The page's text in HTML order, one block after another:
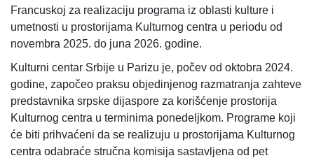
Francuskoj za realizaciju programa iz oblasti kulture i
umetnosti u prostorijama Kulturnog centra u periodu od
novembra 2025. do juna 2026. godine.
Kulturni centar Srbije u Parizu je, počev od oktobra 2024.
godine, započeo praksu objedinjenog razmatranja zahteve
predstavnika srpske dijaspore za korišćenje prostorija
Kulturnog centra u terminima ponedeljkom. Programe koji
će biti prihvaćeni da se realizuju u prostorijama Kulturnog
centra odabraće stručna komisija sastavljena od pet